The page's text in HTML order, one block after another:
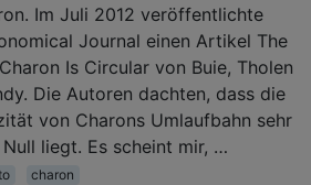
Im Juli 2012 veröffentlichte
Journal einen Artikel The
Is Circular von Buie, Tholen
Die Autoren dachten, dass die
von Charons Umlaufbahn sehr
Null liegt. Es scheint mir, …
charon